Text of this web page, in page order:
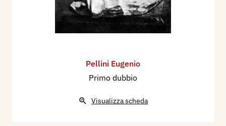
Pellini Eugenio
Primo dubbio
Visualizza scheda